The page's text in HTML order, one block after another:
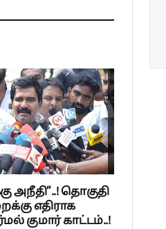
அநீதி”..! தொகுதி
எதிராக
குமார் காட்டம்..!